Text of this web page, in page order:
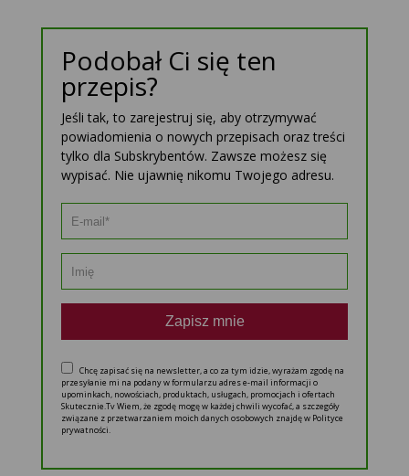
Podobał Ci się ten
przepis?
Jeśli tak, to zarejestruj się, aby otrzymywać
powiadomienia o nowych przepisach oraz treści
tylko dla Subskrybentów. Zawsze możesz się
wypisać. Nie ujawnię nikomu Twojego adresu.
Zapisz mnie
Chcę zapisać się na newsletter, a co za tym idzie, wyrażam zgodę na
przesyłanie mi na podany w formularzu adres e-mail informacji o
upominkach, nowościach, produktach, usługach, promocjach i ofertach
Skutecznie.Tv Wiem, że zgodę mogę w każdej chwili wycofać, a szczegóły
związane z przetwarzaniem moich danych osobowych znajdę w Polityce
prywatności.